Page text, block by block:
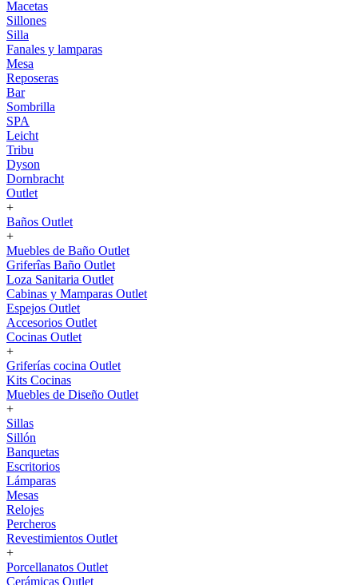
Macetas
Sillones
Silla
Fanales y lamparas
Mesa
Reposeras
Bar
Sombrilla
SPA
Leicht
Tribu
Dyson
Dornbracht
Outlet
+
Baños Outlet
+
Muebles de Baño Outlet
Griferîas Baño Outlet
Loza Sanitaria Outlet
Cabinas y Mamparas Outlet
Espejos Outlet
Accesorios Outlet
Cocinas Outlet
+
Griferías cocina Outlet
Kits Cocinas
Muebles de Diseño Outlet
+
Sillas
Sillón
Banquetas
Escritorios
Lámparas
Mesas
Relojes
Percheros
Revestimientos Outlet
+
Porcellanatos Outlet
Cerámicas Outlet